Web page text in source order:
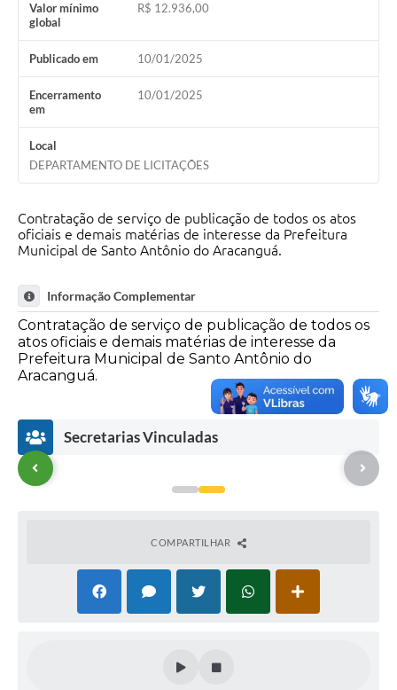
Valor mínimo
global
R$ 12.936,00
Publicado em 10/01/2025
Encerramento
em
10/01/2025
Local
DEPARTAMENTO DE LICITAÇÕES
Contratação de serviço de publicação de todos os atos
oficiais e demais matérias de interesse da Prefeitura
Municipal de Santo Antônio do Aracanguá.
Informação Complementar
Contratação de serviço de publicação de todos os
atos oficiais e demais matérias de interesse da
Prefeitura Municipal de Santo Antônio do
Aracanguá.
Secretarias Vinculadas
COMPARTILHAR